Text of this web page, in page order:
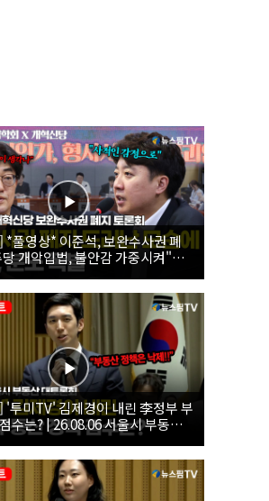
풀영상* 이준석, 보완수사권 폐
개악입법, 불안감 가중시켜"｜
혁신당 보완수사권 폐지 토론회
투미TV' 김제경이 내린 李정부 부
수는? | 26.08.06 서울시 부동산